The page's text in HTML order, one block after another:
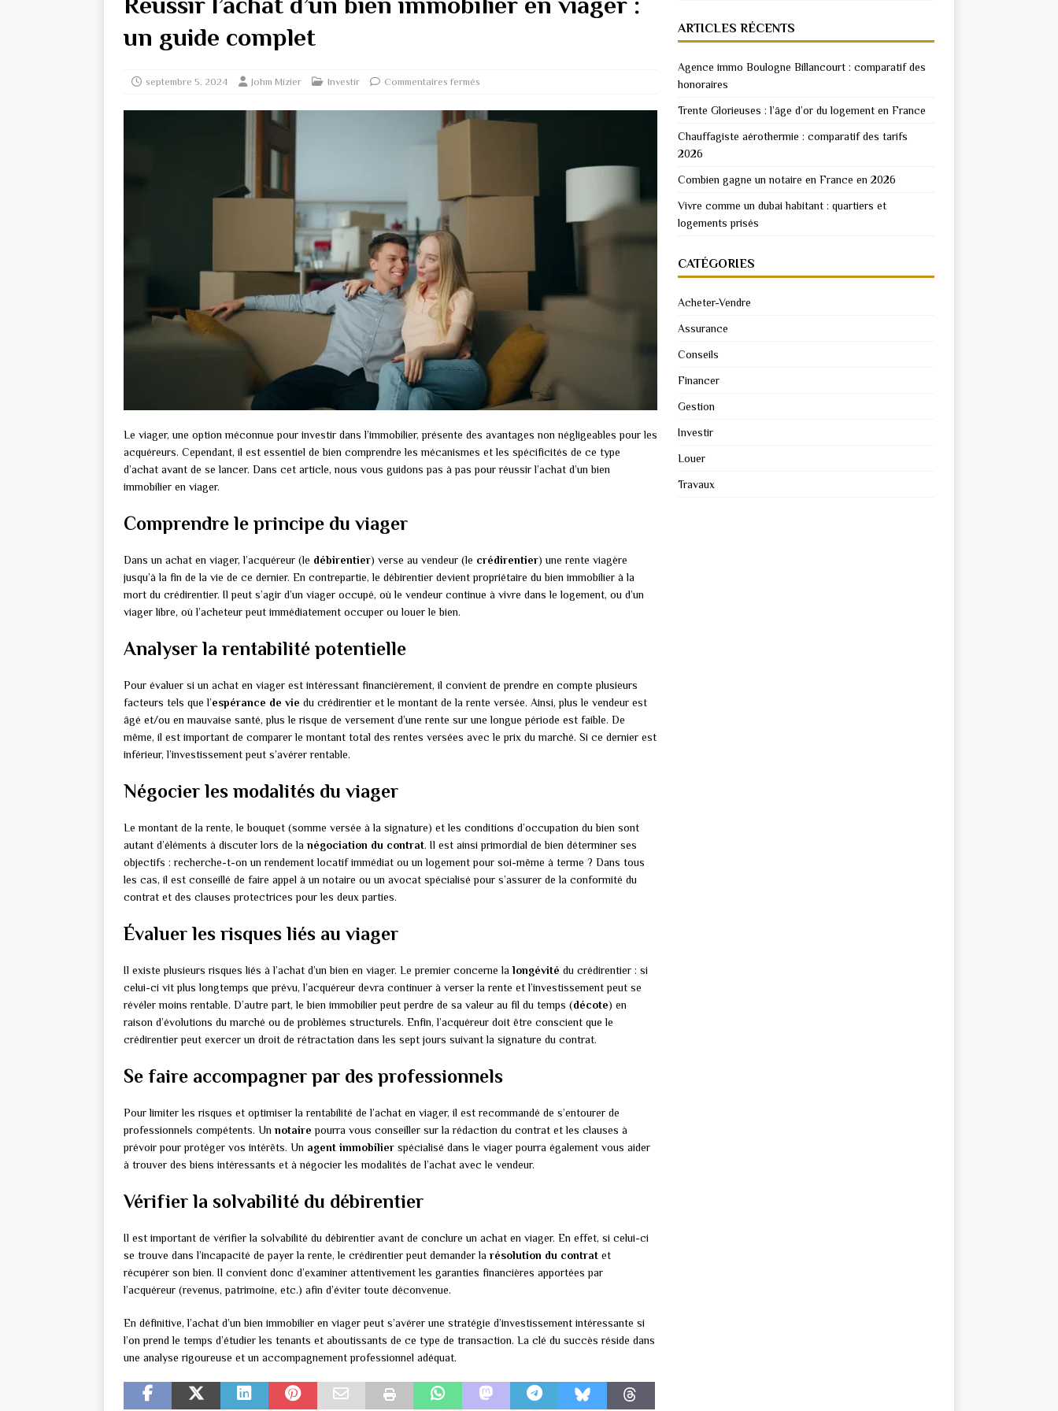
un guide complet
septembre 5, 2024 Johm Mizier Investir Commentaires fermés
Le viager, une option méconnue pour investir dans l’immobilier, présente des avantages non négligeables pour les
acquéreurs. Cependant, il est essentiel de bien comprendre les mécanismes et les spécificités de ce type
d’achat avant de se lancer. Dans cet article, nous vous guidons pas à pas pour réussir l’achat d’un bien
immobilier en viager.
Comprendre le principe du viager
Dans un achat en viager, l’acquéreur (le débirentier) verse au vendeur (le crédirentier) une rente viagère
jusqu’à la fin de la vie de ce dernier. En contrepartie, le débirentier devient propriétaire du bien immobilier à la
mort du crédirentier. Il peut s’agir d’un viager occupé, où le vendeur continue à vivre dans le logement, ou d’un
viager libre, où l’acheteur peut immédiatement occuper ou louer le bien.
Analyser la rentabilité potentielle
Pour évaluer si un achat en viager est intéressant financièrement, il convient de prendre en compte plusieurs
facteurs tels que l’espérance de vie du crédirentier et le montant de la rente versée. Ainsi, plus le vendeur est
âgé et/ou en mauvaise santé, plus le risque de versement d’une rente sur une longue période est faible. De
même, il est important de comparer le montant total des rentes versées avec le prix du marché. Si ce dernier est
inférieur, l’investissement peut s’avérer rentable.
Négocier les modalités du viager
Le montant de la rente, le bouquet (somme versée à la signature) et les conditions d’occupation du bien sont
autant d’éléments à discuter lors de la négociation du contrat. Il est ainsi primordial de bien déterminer ses
objectifs : recherche-t-on un rendement locatif immédiat ou un logement pour soi-même à terme ? Dans tous
les cas, il est conseillé de faire appel à un notaire ou un avocat spécialisé pour s’assurer de la conformité du
contrat et des clauses protectrices pour les deux parties.
Évaluer les risques liés au viager
Il existe plusieurs risques liés à l’achat d’un bien en viager. Le premier concerne la longévité du crédirentier : si
celui-ci vit plus longtemps que prévu, l’acquéreur devra continuer à verser la rente et l’investissement peut se
révéler moins rentable. D’autre part, le bien immobilier peut perdre de sa valeur au fil du temps (décote) en
raison d’évolutions du marché ou de problèmes structurels. Enfin, l’acquéreur doit être conscient que le
crédirentier peut exercer un droit de rétractation dans les sept jours suivant la signature du contrat.
Se faire accompagner par des professionnels
Pour limiter les risques et optimiser la rentabilité de l’achat en viager, il est recommandé de s’entourer de
professionnels compétents. Un notaire pourra vous conseiller sur la rédaction du contrat et les clauses à
prévoir pour protéger vos intérêts. Un agent immobilier spécialisé dans le viager pourra également vous aider
à trouver des biens intéressants et à négocier les modalités de l’achat avec le vendeur.
Vérifier la solvabilité du débirentier
Il est important de vérifier la solvabilité du débirentier avant de conclure un achat en viager. En effet, si celui-ci
se trouve dans l’incapacité de payer la rente, le crédirentier peut demander la résolution du contrat et
récupérer son bien. Il convient donc d’examiner attentivement les garanties financières apportées par
l’acquéreur (revenus, patrimoine, etc.) afin d’éviter toute déconvenue.
En définitive, l’achat d’un bien immobilier en viager peut s’avérer une stratégie d’investissement intéressante si
l’on prend le temps d’étudier les tenants et aboutissants de ce type de transaction. La clé du succès réside dans
une analyse rigoureuse et un accompagnement professionnel adéquat.
ARTICLES RÉCENTS
Agence immo Boulogne Billancourt : comparatif des
honoraires
Trente Glorieuses : l’âge d’or du logement en France
Chauffagiste aérothermie : comparatif des tarifs
2026
Combien gagne un notaire en France en 2026
Vivre comme un dubai habitant : quartiers et
logements prisés
CATÉGORIES
Acheter-Vendre
Assurance
Conseils
Financer
Gestion
Investir
Louer
Travaux